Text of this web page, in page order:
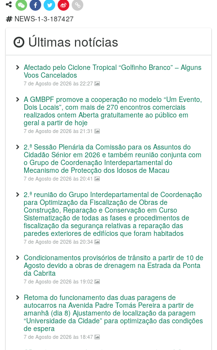
NEWS-1-3-187427
Últimas notícias
Afectado pelo Ciclone Tropical “Golfinho Branco” – Alguns
Voos Cancelados
7 de Agosto de 2026 às 22:27
A GMBPF promove a cooperação no modelo “Um Evento,
Dois Locais”, com mais de 270 encontros comerciais
realizados ontem Aberta gratuitamente ao público em
geral a partir de hoje
7 de Agosto de 2026 às 21:31
2.ª Sessão Plenária da Comissão para os Assuntos do
Cidadão Sénior em 2026 e também reunião conjunta com
o Grupo de Coordenação Interdepartamental do
Mecanismo de Protecção dos Idosos de Macau
7 de Agosto de 2026 às 20:41
2.ª reunião do Grupo Interdepartamental de Coordenação
para Optimização da Fiscalização de Obras de
Construção, Reparação e Conservação em Curso
Sistematização de todas as fases e procedimentos de
fiscalização da segurança relativas a reparação das
paredes exteriores de edifícios que foram habitados
7 de Agosto de 2026 às 20:34
Condicionamentos provisórios de trânsito a partir de 10 de
Agosto devido a obras de drenagem na Estrada da Ponta
da Cabrita
7 de Agosto de 2026 às 19:02
Retoma do funcionamento das duas paragens de
autocarros na Avenida Padre Tomás Pereira a partir de
amanhã (dia 8) Ajustamento de localização da paragem
“Universidade da Cidade” para optimização das condições
de espera
7 de Agosto de 2026 às 18:47